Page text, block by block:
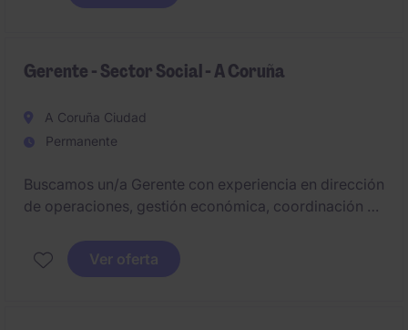
Gerente - Sector Social - A Coruña
A Coruña Ciudad
Permanente
Buscamos un/a Gerente con experiencia en dirección
de operaciones, gestión económica, coordinación de
objetivo de garantizar el funcionamiento eficiente de
una entidad vinculada al sector social con base en A
Ver oferta